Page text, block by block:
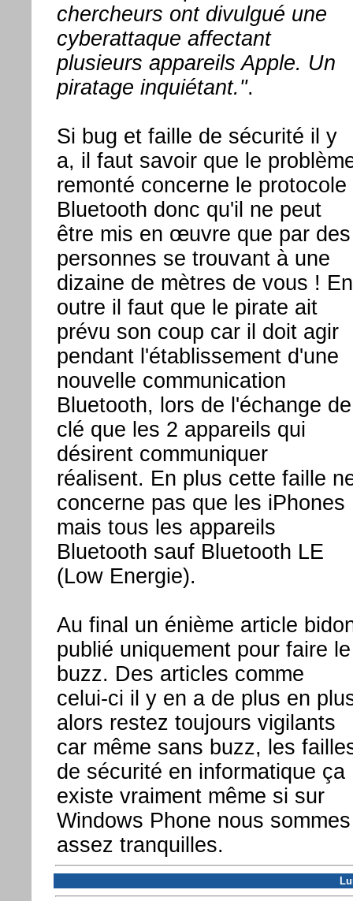
chercheurs ont divulgué une
cyberattaque affectant
plusieurs appareils Apple. Un
piratage inquiétant.".
Si bug et faille de sécurité il y
a, il faut savoir que le
remonté concerne le protocole
Bluetooth donc qu'il ne peut
être mis en œuvre que par des
personnes se trouvant à une
dizaine de mètres de vous ! En
outre il faut que le pirate ait
prévu son coup car il doit agir
pendant l'établissement d'une
nouvelle communication
Bluetooth, lors de l'échange de
clé que les 2 appareils qui
désirent communiquer
réalisent. En plus cette faille
concerne pas que les iPhones
mais tous les appareils
Bluetooth sauf Bluetooth LE
(Low Energie).
Au final un énième article
publié uniquement pour faire le
buzz. Des articles comme
celui-ci il y en a de plus en
alors restez toujours vigilants
car même sans buzz, les
de sécurité en informatique ça
existe vraiment même si sur
Windows Phone nous sommes
assez tranquilles.